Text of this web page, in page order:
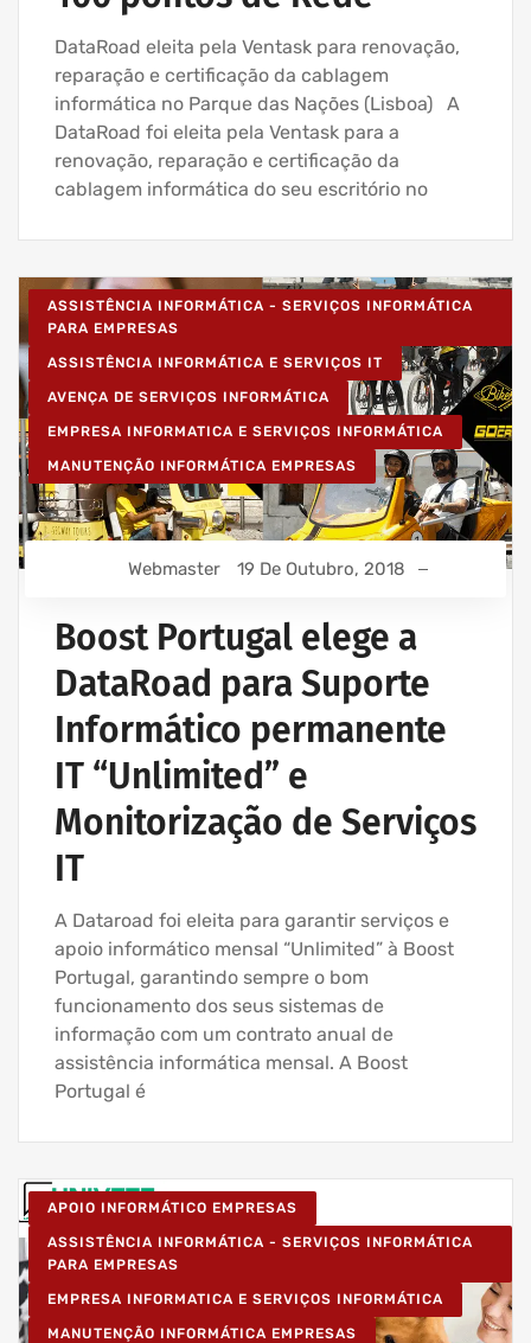
DataRoad eleita pela Ventask para renovação,
reparação e certificação da cablagem
informática no Parque das Nações (Lisboa) A
DataRoad foi eleita pela Ventask para a
renovação, reparação e certificação da
cablagem informática do seu escritório no
ASSISTÊNCIA INFORMÁTICA - SERVIÇOS INFORMÁTICA
PARA EMPRESAS
ASSISTÊNCIA INFORMÁTICA E SERVIÇOS IT
AVENÇA DE SERVIÇOS INFORMÁTICA
EMPRESA INFORMATICA E SERVIÇOS INFORMÁTICA
MANUTENÇÃO INFORMÁTICA EMPRESAS
Webmaster 19 De Outubro, 2018
Boost Portugal elege a
DataRoad para Suporte
Informático permanente
IT “Unlimited” e
Monitorização de Serviços
IT
A Dataroad foi eleita para garantir serviços e
apoio informático mensal “Unlimited” à Boost
Portugal, garantindo sempre o bom
funcionamento dos seus sistemas de
informação com um contrato anual de
assistência informática mensal. A Boost
Portugal é
APOIO INFORMÁTICO EMPRESAS
ASSISTÊNCIA INFORMÁTICA - SERVIÇOS INFORMÁTICA
PARA EMPRESAS
EMPRESA INFORMATICA E SERVIÇOS INFORMÁTICA
MANUTENÇÃO INFORMÁTICA EMPRESAS